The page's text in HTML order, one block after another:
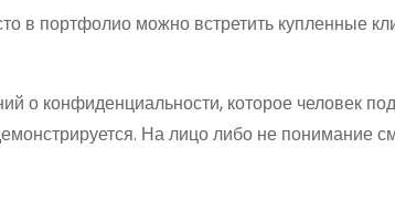
в портфолио можно встретить купленные
о конфиденциальности, которое человек
На лицо либо не понимание